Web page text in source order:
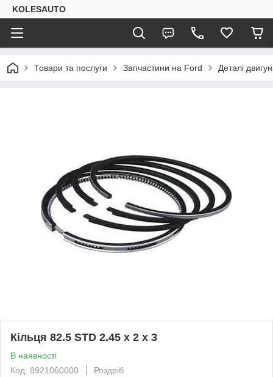
KOLESAUTO
Товари та послуги Запчастини на Ford Деталі
Кільця 82.5 STD 2.45 x 2 x 3
В наявності
Код: 8921060000
Роздріб